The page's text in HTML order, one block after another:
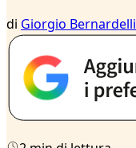
di Giorgio Bernardelli